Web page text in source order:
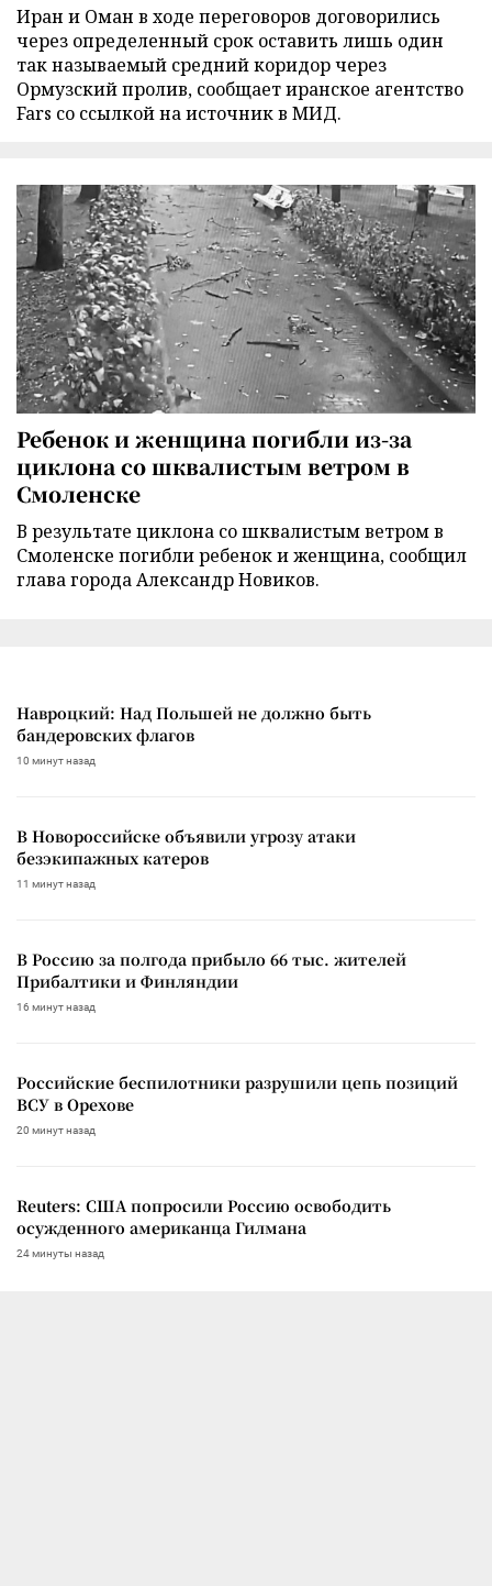
Иран и Оман в ходе переговоров договорились
через определенный срок оставить лишь один
так называемый средний коридор через
Ормузский пролив, сообщает иранское агентство
Fars со ссылкой на источник в МИД.
Ребенок и женщина погибли из-за
циклона со шквалистым ветром в
Смоленске
В результате циклона со шквалистым ветром в
Смоленске погибли ребенок и женщина, сообщил
глава города Александр Новиков.
Навроцкий: Над Польшей не должно быть
бандеровских флагов
10 минут назад
В Новороссийске объявили угрозу атаки
безэкипажных катеров
11 минут назад
В Россию за полгода прибыло 66 тыс. жителей
Прибалтики и Финляндии
16 минут назад
Российские беспилотники разрушили цепь позиций
ВСУ в Орехове
20 минут назад
Reuters: США попросили Россию освободить
осужденного американца Гилмана
24 минуты назад